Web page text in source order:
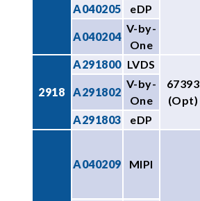
A040205 eDP
A040204
V-by-
One
2918
A291800 LVDS
67393
(Opt)
A291802
V-by-
One
A291803
eDP
A040209 MIPI